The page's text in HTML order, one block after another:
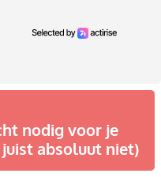
nodig voor je
absoluut niet)